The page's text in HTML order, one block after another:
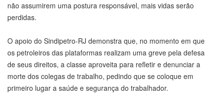
não assumirem uma postura responsável, mais vidas serão
perdidas.
O apoio do Sindipetro-RJ demonstra que, no momento em que
os petroleiros das plataformas realizam uma greve pela defesa
de seus direitos, a classe aproveita para refletir e denunciar a
morte dos colegas de trabalho, pedindo que se coloque em
primeiro lugar a saúde e segurança do trabalhador.